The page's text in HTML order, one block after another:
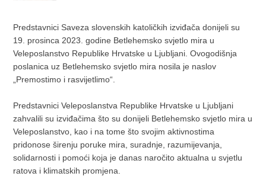
Predstavnici Saveza slovenskih katoličkih izviđača donijeli su
19. prosinca 2023. godine Betlehemsko svjetlo mira u
Veleposlanstvo Republike Hrvatske u Ljubljani. Ovogodišnja
poslanica uz Betlehemsko svjetlo mira nosila je naslov
„Premostimo i rasvijetlimo“.
Predstavnici Veleposlanstva Republike Hrvatske u Ljubljani
zahvalili su izviđačima što su donijeli Betlehemsko svjetlo mira u
Veleposlanstvo, kao i na tome što svojim aktivnostima
pridonose širenju poruke mira, suradnje, razumijevanja,
solidarnosti i pomoći koja je danas naročito aktualna u svjetlu
ratova i klimatskih promjena.